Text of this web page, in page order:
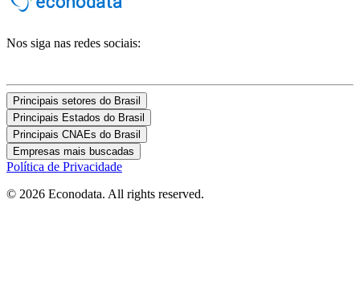
Nos siga nas redes sociais:
Principais setores do Brasil
Principais Estados do Brasil
Principais CNAEs do Brasil
Empresas mais buscadas
Política de Privacidade
© 2026 Econodata. All rights reserved.